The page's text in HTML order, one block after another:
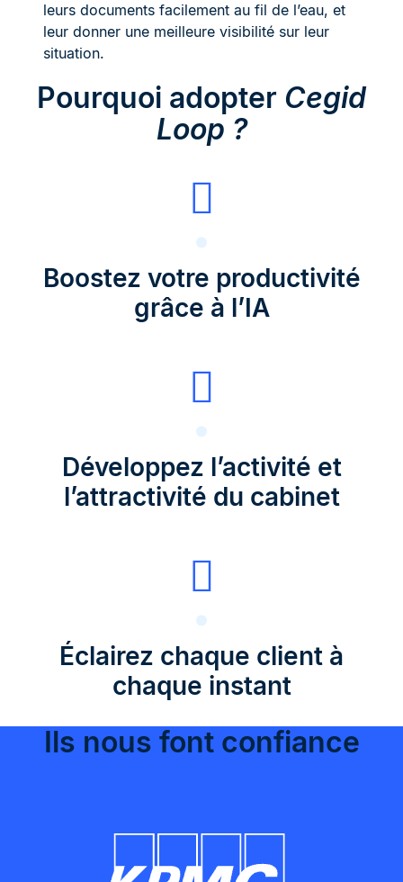
leurs documents facilement au fil de l’eau, et
leur donner une meilleure visibilité sur leur
situation.
Pourquoi adopter Cegid
Loop ?​
Boostez votre productivité
grâce à l’IA
Développez l’activité et
l’attractivité du cabinet
Éclairez chaque client à
chaque instant
Ils nous font confiance